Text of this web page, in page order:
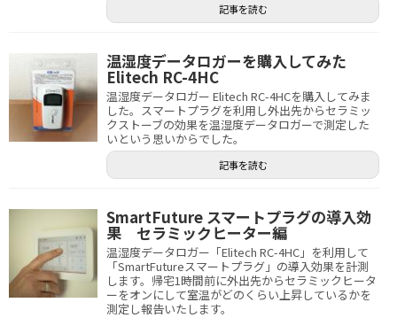
記事を読む
温湿度データロガーを購入してみた
Elitech RC-4HC
温湿度データロガー Elitech RC-4HCを購入してみま
した。スマートプラグを利用し外出先からセラミッ
クストーブの効果を温湿度データロガーで測定した
いという思いからでした。
記事を読む
SmartFuture スマートプラグの導入効
果 セラミックヒーター編
温湿度データロガー「Elitech RC-4HC」を利用して
「SmartFutureスマートプラグ」の導入効果を計測
します。帰宅1時間前に外出先からセラミックヒータ
ーをオンにして室温がどのくらい上昇しているかを
測定し報告いたします。